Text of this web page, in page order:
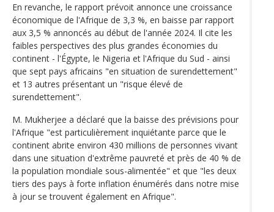
En revanche, le rapport prévoit annonce une croissance
économique de l'Afrique de 3,3 %, en baisse par rapport
aux 3,5 % annoncés au début de l'année 2024. Il cite les
faibles perspectives des plus grandes économies du
continent - l'Égypte, le Nigeria et l'Afrique du Sud - ainsi
que sept pays africains "en situation de surendettement"
et 13 autres présentant un "risque élevé de
surendettement".
M. Mukherjee a déclaré que la baisse des prévisions pour
l'Afrique "est particulièrement inquiétante parce que le
continent abrite environ 430 millions de personnes vivant
dans une situation d'extrême pauvreté et près de 40 % de
la population mondiale sous-alimentée" et que "les deux
tiers des pays à forte inflation énumérés dans notre mise
à jour se trouvent également en Afrique".